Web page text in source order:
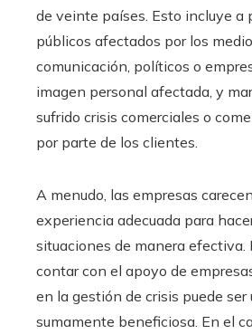
de veinte países. Esto incluye a
públicos afectados por los
comunicación, políticos o
imagen personal afectada, y
sufrido crisis comerciales o
por parte de los clientes.
A menudo, las empresas
experiencia adecuada para
situaciones de manera efectiva.
contar con el apoyo de
en la gestión de crisis puede
sumamente beneficiosa. En el